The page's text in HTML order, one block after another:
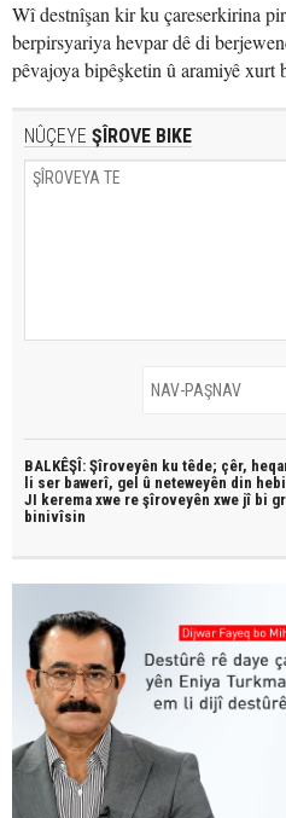
Wî destnîşan kir ku çareserkirina
berpirsyariya hevpar dê di
pêvajoya bipêşketin û aramiyê xurt
NÛÇEYE ŞÎROVE BIKE
BALKÊŞÎ: Şîroveyên ku têde; çêr,
li ser bawerî, gel û neteweyên din
JI kerema xwe re şîroveyên xwe jî bi
binivîsin